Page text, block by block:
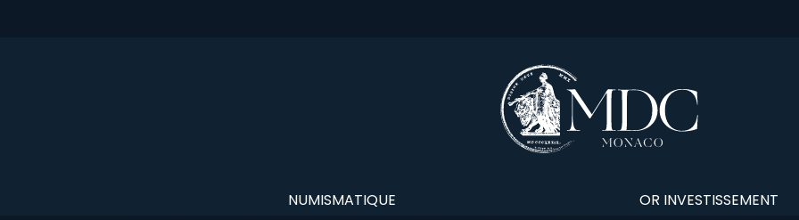
NUMISMATIQUE OR INVESTISSEMENT